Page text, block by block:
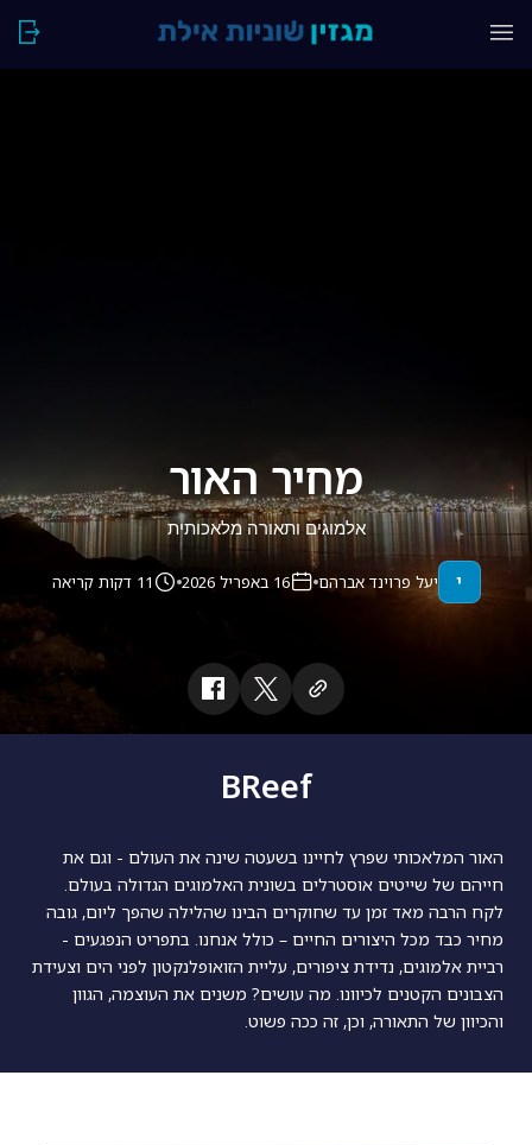
מחיר האור
אלמוגים ותאורה מלאכותית
י יעל פרוינד אברהם 16 באפריל 2026 11 דקות קריאה
BReef
האור המלאכותי שפרץ לחיינו בשעטה שינה את העולם - וגם את
חייהם של שייטים אוסטרלים בשונית האלמוגים הגדולה בעולם.
לקח הרבה מאד זמן עד שחוקרים הבינו שהלילה שהפך ליום, גובה
מחיר כבד מכל היצורים החיים – כולל אנחנו. בתפריט הנפגעים -
רביית אלמוגים, נדידת ציפורים, עליית הזואופלנקטון לפני הים וצעידת
הצבונים הקטנים לכיוונו. מה עושים? משנים את העוצמה, הגוון
והכיוון של התאורה, וכן, זה ככה פשוט.